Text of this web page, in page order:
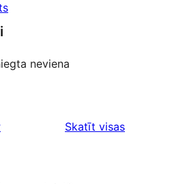
neviena
Skatīt visasatsauksmes